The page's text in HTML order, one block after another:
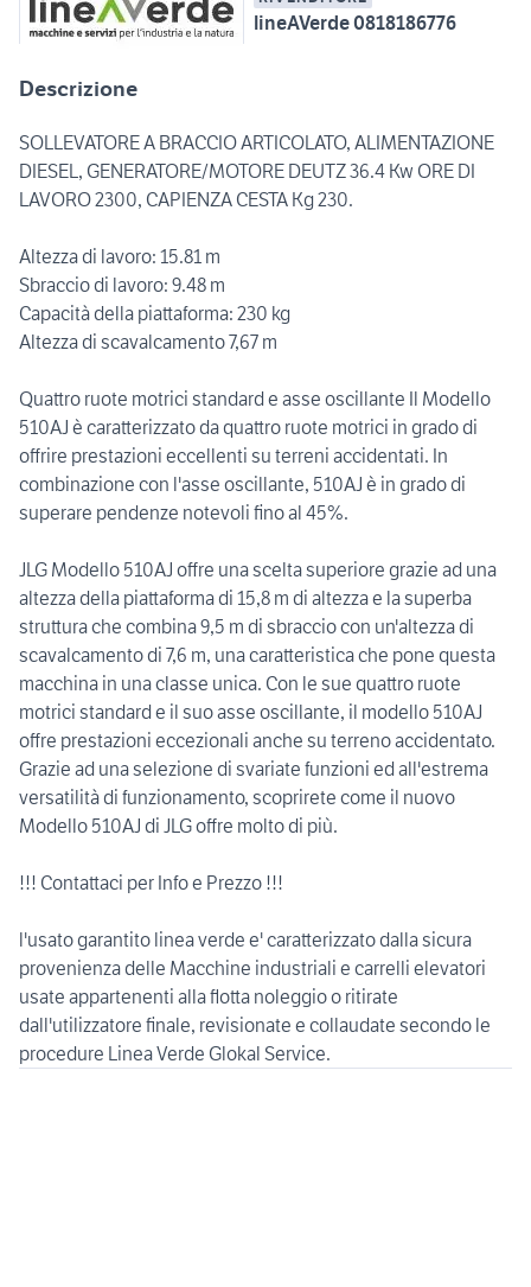
lineAVerde 0818186776
Descrizione
SOLLEVATORE A BRACCIO ARTICOLATO, ALIMENTAZIONE
DIESEL, GENERATORE/MOTORE DEUTZ 36.4 Kw ORE DI
LAVORO 2300, CAPIENZA CESTA Kg 230.
Altezza di lavoro: 15.81 m
Sbraccio di lavoro: 9.48 m
Capacità della piattaforma: 230 kg
Altezza di scavalcamento 7,67 m
Quattro ruote motrici standard e asse oscillante Il Modello
510AJ è caratterizzato da quattro ruote motrici in grado di
offrire prestazioni eccellenti su terreni accidentati. In
combinazione con l'asse oscillante, 510AJ è in grado di
superare pendenze notevoli fino al 45%.
JLG Modello 510AJ offre una scelta superiore grazie ad una
altezza della piattaforma di 15,8 m di altezza e la superba
struttura che combina 9,5 m di sbraccio con un'altezza di
scavalcamento di 7,6 m, una caratteristica che pone questa
macchina in una classe unica. Con le sue quattro ruote
motrici standard e il suo asse oscillante, il modello 510AJ
offre prestazioni eccezionali anche su terreno accidentato.
Grazie ad una selezione di svariate funzioni ed all'estrema
versatilità di funzionamento, scoprirete come il nuovo
Modello 510AJ di JLG offre molto di più.
!!! Contattaci per Info e Prezzo !!!
l'usato garantito linea verde e' caratterizzato dalla sicura
provenienza delle Macchine industriali e carrelli elevatori
usate appartenenti alla flotta noleggio o ritirate
dall'utilizzatore finale, revisionate e collaudate secondo le
procedure Linea Verde Glokal Service.